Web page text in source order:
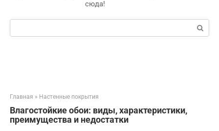
сюда!
Поиск:
Главная » Настенные покрытия
Влагостойкие обои: виды, характеристики,
преимущества и недостатки